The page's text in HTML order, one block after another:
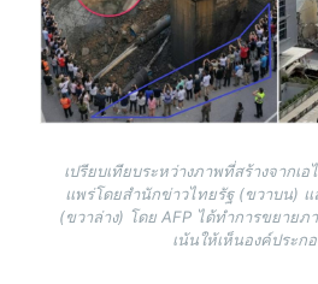
เปรียบเทียบระหว่างภาพที่สร้างจากเ
แพร่โดยสำนักข่าวไทยรัฐ (ขวาบน)
(ขวาล่าง) โดย AFP ได้ทำการขยายภ
เน้นให้เห็นองค์ประก